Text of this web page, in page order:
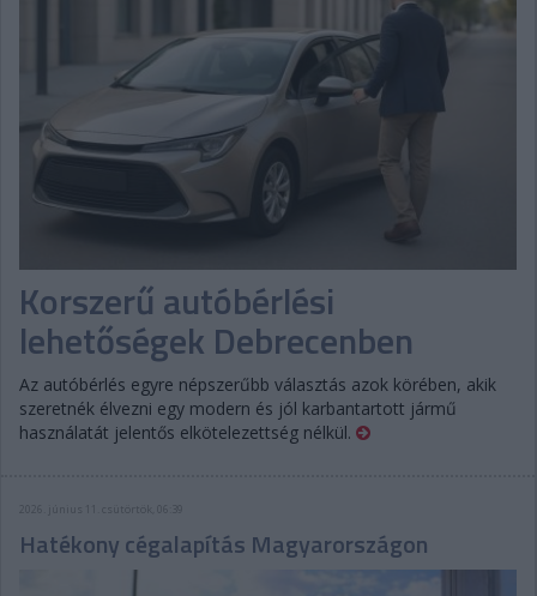
DIGITÁLIS MAGAZIN
PONTÁLLÁSOK
VERSENYNAPTÁRAK
Korszerű autóbérlési
lehetőségek Debrecenben
Az autóbérlés egyre népszerűbb választás azok körében, akik
szeretnék élvezni egy modern és jól karbantartott jármű
használatát jelentős elkötelezettség nélkül.
2026. június 11. csütörtök, 06:39
Hatékony cégalapítás Magyarországon